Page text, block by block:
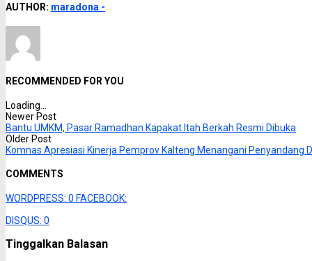
AUTHOR: maradona -
RECOMMENDED FOR YOU
Loading...
Newer Post
Bantu UMKM, Pasar Ramadhan Kapakat Itah Berkah Resmi Dibuka
Older Post
Komnas Apresiasi Kinerja Pemprov Kalteng Menangani Penyandang
COMMENTS
WORDPRESS: 0 FACEBOOK:
DISQUS: 0
Tinggalkan Balasan